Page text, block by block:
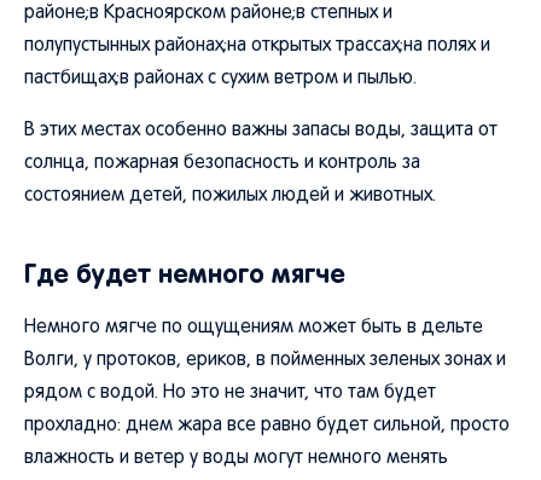
районе;в Красноярском районе;в степных и
полупустынных районах;на открытых трассах;на полях и
пастбищах;в районах с сухим ветром и пылью.
В этих местах особенно важны запасы воды, защита от
солнца, пожарная безопасность и контроль за
состоянием детей, пожилых людей и животных.
Где будет немного мягче
Немного мягче по ощущениям может быть в дельте
Волги, у протоков, ериков, в пойменных зеленых зонах и
рядом с водой. Но это не значит, что там будет
прохладно: днем жара все равно будет сильной, просто
влажность и ветер у воды могут немного менять